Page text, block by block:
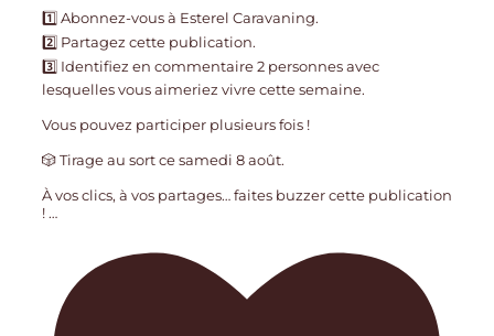
1️⃣ Abonnez-vous à Esterel Caravaning.
2️⃣ Partagez cette publication.
3️⃣ Identifiez en commentaire 2 personnes avec
lesquelles vous aimeriez vivre cette semaine.
Vous pouvez participer plusieurs fois !
🎲 Tirage au sort ce samedi 8 août.
À vos clics, à vos partages… faites buzzer cette publication
! …